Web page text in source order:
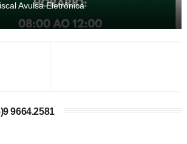
Avulsa Eletrônica
9664.2581